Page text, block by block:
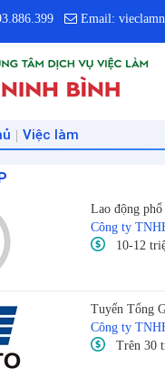
Email:
Việc làm
Lao động
Công ty
10-12
Tuyển Tổng
Công ty
Trên 30